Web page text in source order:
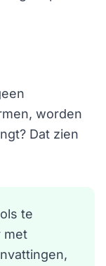
worden
Dat zien
te
met